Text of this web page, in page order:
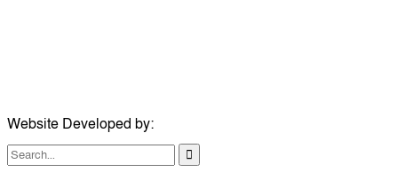
Website Developed by: